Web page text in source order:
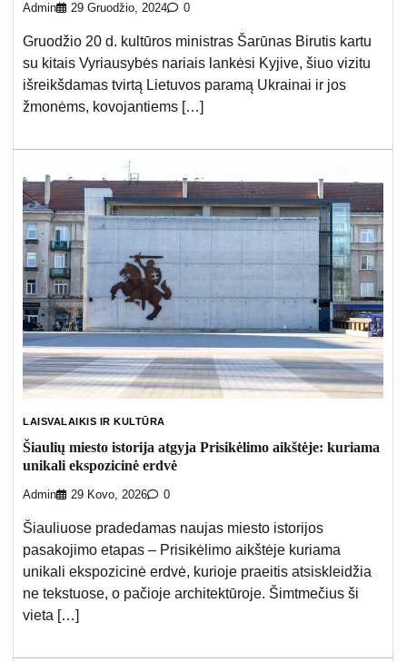
Admin 29 Gruodžio, 2024 0
Gruodžio 20 d. kultūros ministras Šarūnas Birutis kartu
su kitais Vyriausybės nariais lankėsi Kyjive, šiuo vizitu
išreikšdamas tvirtą Lietuvos paramą Ukrainai ir jos
žmonėms, kovojantiems […]
LAISVALAIKIS IR KULTŪRA
Šiaulių miesto istorija atgyja Prisikėlimo aikštėje: kuriama
unikali ekspozicinė erdvė
Admin 29 Kovo, 2026 0
Šiauliuose pradedamas naujas miesto istorijos
pasakojimo etapas – Prisikėlimo aikštėje kuriama
unikali ekspozicinė erdvė, kurioje praeitis atsiskleidžia
ne tekstuose, o pačioje architektūroje. Šimtmečius ši
vieta […]